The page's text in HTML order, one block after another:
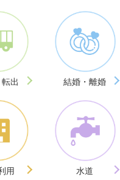
出 結婚・離婚
用 水道